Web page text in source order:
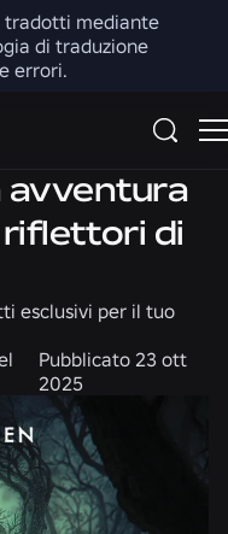
tradotti mediante
di traduzione
errori.
avventura
di
esclusivi per il tuo
Pubblicato 23 ott
2025